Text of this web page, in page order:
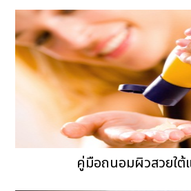
คู่มือถนอมผิวสวยใต้